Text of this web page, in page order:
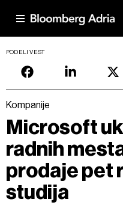
PODELI VEST
Kompanije
Microsoft
radnih
prodaje pet
studija